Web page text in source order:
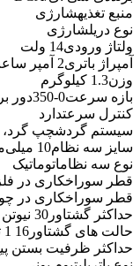
منبع تغذیهشارژی
نوع دریلشارژی
ولتاژ ورودی14 ولت
آمپراژ باتری2 آمپر ساعت
وزن1.3 کیلوگرم
بازه سرعت0-350دور بر دقیقه، 0-1300 دور بر دقیقه
کنترل سرعتدارد
سیستم گردشچپ
سایز سه نظام10 میلی‌متر
نوع سه نظاماتوماتیک
قطر سوراخکاری در
قطر سوراخکاری در
حداکثر گشتاور 30 نیوتن بر متر
حالت های گشتاور 16 1 ترکمتر
حداکثر ظرفیت بستن